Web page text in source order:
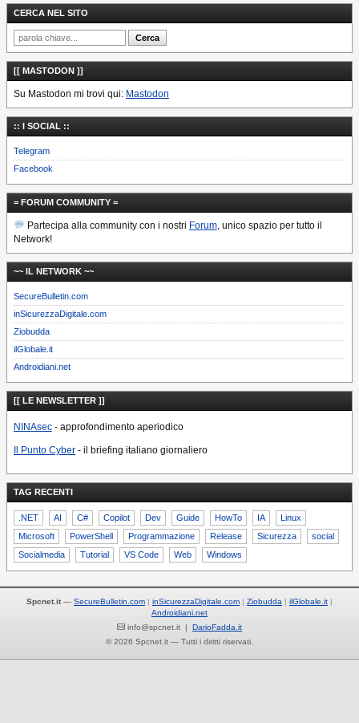
CERCA NEL SITO
[[ MASTODON ]]
Su Mastodon mi trovi qui: Mastodon
:: I SOCIAL ::
Telegram
Facebook
= FORUM COMMUNITY =
Partecipa alla community con i nostri Forum, unico spazio per tutto il
Network!
~~ IL NETWORK ~~
SecureBulletin.com
inSicurezzaDigitale.com
Ziobudda
ilGlobale.it
Androidiani.net
[[ LE NEWSLETTER ]]
NINAsec - approfondimento aperiodico
Il Punto Cyber - il briefing italiano giornaliero
TAG RECENTI
.NET AI C# Copilot Dev Guide HowTo IA
Linux
Microsoft
PowerShell Programmazione Release Sicurezza
social
Socialmedia
Tutorial VS Code Web Windows
Spcnet.it — SecureBulletin.com inSicurezzaDigitale.com Ziobudda
ilGlobale.it
Androidiani.net
info@spcnet.it | DarioFadda.it
© 2026 Spcnet.it — Tutti i diritti riservati.